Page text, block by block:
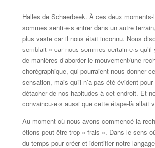
Halles de Schaerbeek. À ces deux
sommes senti·e·s entrer dans un autre
plus vaste car il nous était inconnu. Nous
semblait » car nous sommes certain·e·s
de manières d’aborder le mouvement/une
chorégraphique, qui pourraient nous donner
sensation, mais qu’il n’a pas été évident
détacher de nos habitudes à cet endroit. Et
convaincu·e·s aussi que cette étape-là allait
Au moment où nous avons commencé la
étions peut-être trop « frais ». Dans le sens
du temps pour créer et identifier notre